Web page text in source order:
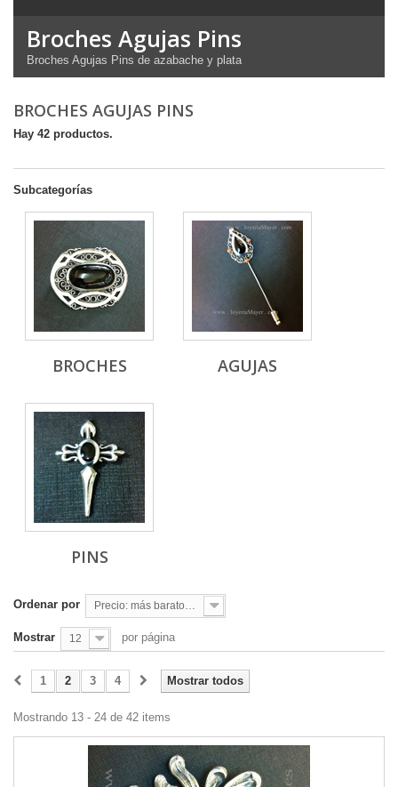
Broches Agujas Pins
Broches Agujas Pins de azabache y plata
BROCHES AGUJAS PINS
Hay 42 productos.
Subcategorías
BROCHES AGUJAS
PINS
Ordenar por Precio: más baratos primero
Mostrar 12 por página
Mostrar todos
1 2 3 4
Mostrando 13 - 24 de 42 items